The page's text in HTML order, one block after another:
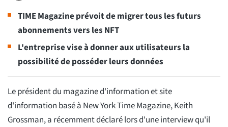
TIME Magazine prévoit de migrer tous les futurs
abonnements vers les NFT
L'entreprise vise à donner aux utilisateurs la
possibilité de posséder leurs données
Le président du magazine d'information et site
d'information basé à New York Time Magazine, Keith
Grossman, a récemment déclaré lors d'une interview qu'il